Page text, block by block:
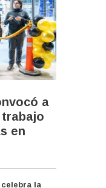
a
trabajo
en
celebra la